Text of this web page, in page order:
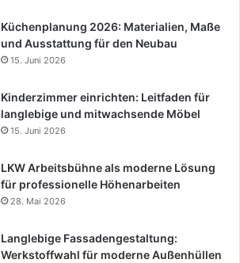
Küchenplanung 2026: Materialien, Maße
und Ausstattung für den Neubau
15. Juni 2026
Kinderzimmer einrichten: Leitfaden für
langlebige und mitwachsende Möbel
15. Juni 2026
LKW Arbeitsbühne als moderne Lösung
für professionelle Höhenarbeiten
28. Mai 2026
Langlebige Fassadengestaltung:
Werkstoffwahl für moderne Außenhüllen